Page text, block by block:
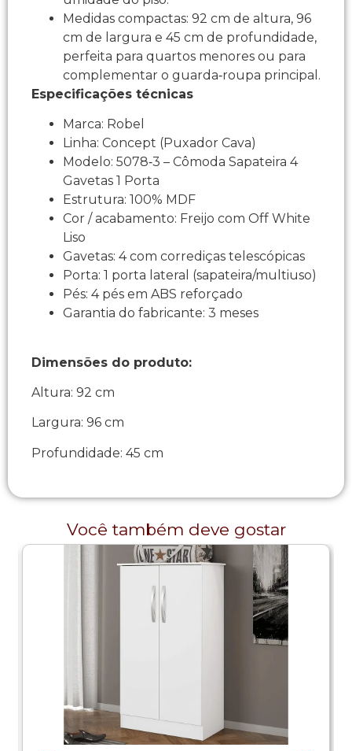
Medidas compactas: 92 cm de altura, 96
cm de largura e 45 cm de profundidade,
perfeita para quartos menores ou para
complementar o guarda‑roupa principal.​
Especificações técnicas
Marca: Robel​
Linha: Concept​ (Puxador Cava)
Modelo: 5078‑3 – Cômoda Sapateira 4
Gavetas 1 Porta​
Estrutura: 100% MDF​
Cor / acabamento: Freijo com Off White
Liso​
Gavetas: 4 com corrediças telescópicas​
Porta: 1 porta lateral (sapateira/multiuso)​
Pés: 4 pés em ABS reforçado​
Garantia do fabricante: 3 meses
Dimensões do produto:
Altura: 92 cm
Largura: 96 cm
Profundidade: 45 cm
Você também deve gostar